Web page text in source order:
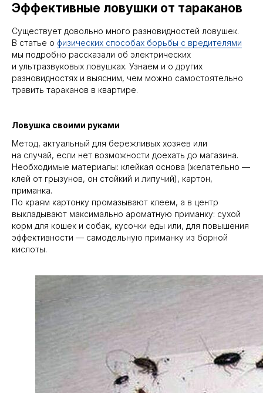
Эффективные ловушки от тараканов
Существует довольно много разновидностей ловушек.
В статье о физических способах борьбы с вредителями
мы подробно рассказали об электрических
и ультразвуковых ловушках. Узнаем и о других
разновидностях и выясним, чем можно самостоятельно
травить тараканов в квартире.
Ловушка своими руками
Метод, актуальный для бережливых хозяев или
на случай, если нет возможности доехать до магазина.
Необходимые материалы: клейкая основа (желательно —
клей от грызунов, он стойкий и липучий), картон,
приманка.
По краям картонку промазывают клеем, а в центр
выкладывают максимально ароматную приманку: сухой
корм для кошек и собак, кусочки еды или, для повышения
эффективности — самодельную приманку из борной
кислоты.